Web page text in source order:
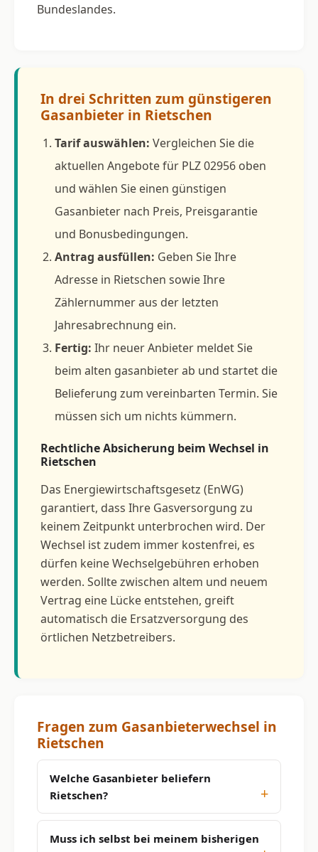
Bundeslandes.
In drei Schritten zum günstigeren
Gasanbieter in Rietschen
Tarif auswählen: Vergleichen Sie die
aktuellen Angebote für PLZ 02956 oben
und wählen Sie einen günstigen
Gasanbieter nach Preis, Preisgarantie
und Bonusbedingungen.
Antrag ausfüllen: Geben Sie Ihre
Adresse in Rietschen sowie Ihre
Zählernummer aus der letzten
Jahresabrechnung ein.
Fertig: Ihr neuer Anbieter meldet Sie
beim alten gasanbieter ab und startet die
Belieferung zum vereinbarten Termin. Sie
müssen sich um nichts kümmern.
Rechtliche Absicherung beim Wechsel in
Rietschen
Das Energiewirtschaftsgesetz (EnWG)
garantiert, dass Ihre Gasversorgung zu
keinem Zeitpunkt unterbrochen wird. Der
Wechsel ist zudem immer kostenfrei, es
dürfen keine Wechselgebühren erhoben
werden. Sollte zwischen altem und neuem
Vertrag eine Lücke entstehen, greift
automatisch die Ersatzversorgung des
örtlichen Netzbetreibers.
Fragen zum Gasanbieterwechsel in
Rietschen
Welche Gasanbieter beliefern
Rietschen?
Muss ich selbst bei meinem bisherigen